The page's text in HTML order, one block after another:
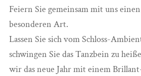
Feiern Sie gemeinsam mit uns
besonderen Art.
Lassen Sie sich vom Schloss-
schwingen Sie das Tanzbein zu
wir das neue Jahr mit einem